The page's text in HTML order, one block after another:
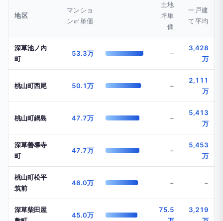
地区
マンショ
ン㎡単価
土地
坪単
価
一戸建
て平均
深草池ノ内
町
53.3万 −
3,428
万
桃山町西尾 50.1万 −
2,111
万
桃山町鍋島 47.7万 −
5,413
万
深草善導寺
町
47.7万 −
5,453
万
桃山町松平
筑前
46.0万 − −
深草柴田屋
45.0万
75.5
3,219